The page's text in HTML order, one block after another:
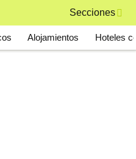
Secciones
Alojamientos Hoteles